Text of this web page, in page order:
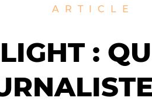
L'équipe
ARTICLE
: